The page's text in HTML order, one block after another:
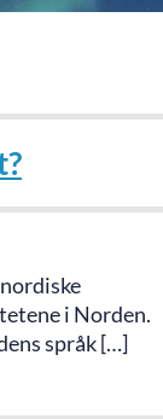
i Norden.
språk […]